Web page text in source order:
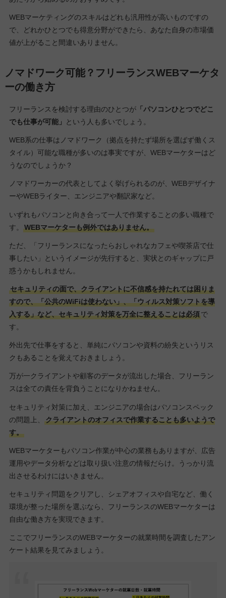
WEBマーケティングのスキルはどれも汎用性が高いものですの
で、どれかひとつでも得意分野ができたら、あなた自身の市場価
値が上がること間違いありません。
ノマドワーク可能？フリーランスWEBマーケタ
ーの働き方
フリーランスを検討する理由のひとつが「パソコンひとつでどこ
でも仕事が可能」
という人も多いでしょう。
WEB系の仕事はノマドワーク（拠点を持たず場所を選ばず働くス
タイル）可能な職種が多いのは事実ですが、WEBマーケターはど
うなのでしょうか？
ノマドワーカーの代表としてよく挙げられるのが、WEBデザイナ
ーやWEBライター、エンジニアや翻訳家など。
いずれもパソコンと向き合って一人で作業することの多い職種で
す。
WEBマーケターも例外ではありません。
ただ、「フリーランスになったらおしゃれなカフェや喫茶店で仕
事したい」というイメージが先行すると、実状とのギャップに戸
惑うかもしれません。
セキュリティの面で、クライアントに不信感を持たれては困りま
すので、「公共のWiFiは使わない」、「ウィルス対策ソフトを導
入する」など、セキュリティ対策を万全に整えることは必須で
す。
外出先で仕事をすると、単純にパソコンや資料の紛失というリス
クもあることを覚えておきましょう。
万が一クライアントや顧客のデータが流出した場合、フリーラン
スは全ての責任を背負うことになりかねません。
セキュリティ対策に加え、エンジニアの場合はパソコンスペック
の問題上、
クライアントのオフィスで作業することも多いようで
す。
WEBマーケターもパソコン作業が中心の業務もありますが、広告
運用やデータ分析などは取り扱い注意の情報だらけ。うっかり流
出させるわけにはいきません。
セキュリティ問題をクリアし、シェアオフィスや自宅など、働く
環境が整った場所を選ぶなら、フリーランスのWEBマーケターは
自由な働き方を実現できます。
ここでフリーランスのWEBマーケターの就業時間を調査したアン
ケート結果を見てみましょう。